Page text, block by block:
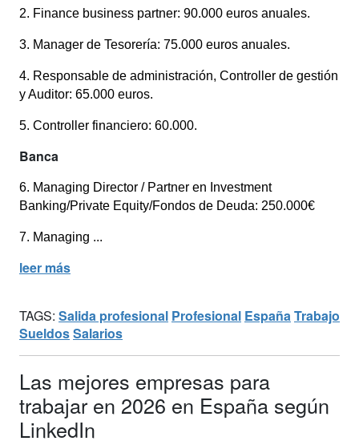
2. Finance business partner: 90.000 euros anuales.
3. Manager de Tesorería: 75.000 euros anuales.
4. Responsable de administración, Controller de gestión
y Auditor: 65.000 euros.
5. Controller financiero: 60.000.
Banca
6. Managing Director / Partner en Investment
Banking/Private Equity/Fondos de Deuda: 250.000€
7. Managing ...
leer más
TAGS: Salida profesional Profesional España Trabajo
SueldosSalarios
Las mejores empresas para
trabajar en 2026 en España según
LinkedIn